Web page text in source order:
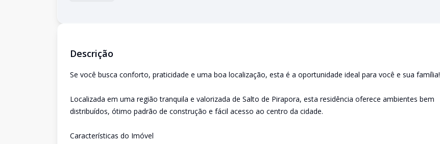
Descrição
Se você busca conforto, praticidade e uma boa localização, esta é a oportunidade ideal para você e sua família!
Localizada em uma região tranquila e valorizada de Salto de Pirapora, esta residência oferece ambientes bem
distribuídos, ótimo padrão de construção e fácil acesso ao centro da cidade.
Características do Imóvel